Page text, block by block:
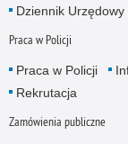
Dziennik Urzędowy
Praca w Policji
Praca w Policji
Rekrutacja
Zamówienia publiczne